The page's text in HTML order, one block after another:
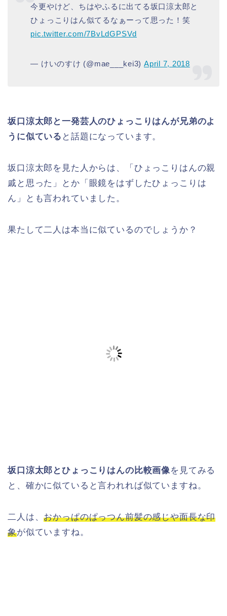
今更やけど、ちはやふるに出てる坂口涼太郎と
ひょっこりはん似てるなぁーって思った！笑
pic.twitter.com/7BvLdGPSVd
— けいのすけ (@mae___kei3) April 7, 2018
坂口涼太郎と一発芸人のひょっこりはんが兄弟のよ
うに似ている と話題になっています。
坂口涼太郎を見た人からは、「ひょっこりはんの親
戚と思った」とか「眼鏡をはずしたひょっこりは
ん」とも言われていました。
果たして二人は本当に似ているのでしょうか？
坂口涼太郎とひょっこりはんの比較画像 を見てみる
と、確かに似ていると言われれば似ていますね。
二人は、おかっぱのぱっつん前髪の感じや面長な印
象が似ていますね。